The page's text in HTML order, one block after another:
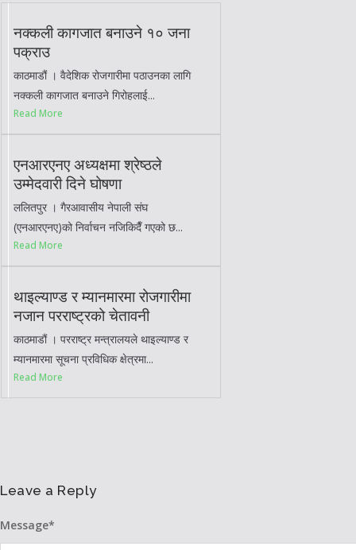
नक्कली कागजात बनाउने १० जना
पक्राउ
काठमाडौं । वैदेशिक रोजगारीमा पठाउनका लागि
नक्कली कागजात बनाउने गिरोहलाई...
Read More
एनआरएनए अध्यक्षमा श्रेष्ठले
उम्मेदवारी दिने घोषणा
ललितपुर । गैरआवासीय नेपाली संघ
(एनआरएनए)को निर्वाचन नजिकिदैँ गएको छ...
Read More
थाइल्याण्ड र म्यानमारमा रोजगारीमा
नजान परराष्ट्रको चेतावनी
काठमाडौं । परराष्ट्र मन्त्रालयले थाइल्याण्ड र
म्यानमारमा सूचना प्रविधिक क्षेत्रमा...
Read More
Leave a Reply
Message*